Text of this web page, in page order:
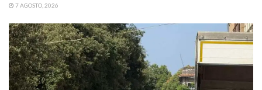
7 AGOSTO, 2026